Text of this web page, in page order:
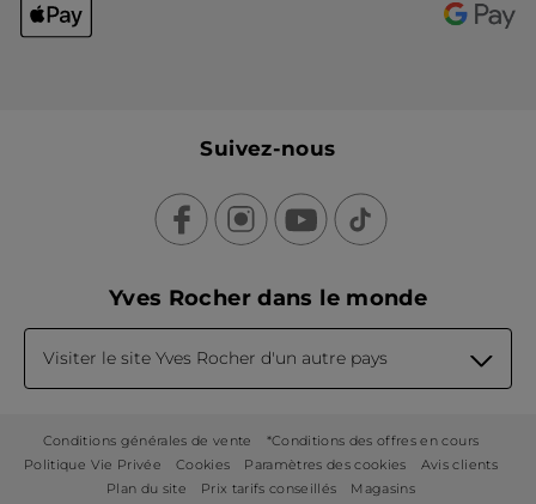
Suivez-nous
Yves Rocher dans le monde
Visiter le site Yves Rocher d'un autre pays
Conditions générales de vente
*Conditions des offres en cours
Politique Vie Privée
Cookies Paramètres des cookies
Avis clients
Plan du site
Prix tarifs conseillés Magasins